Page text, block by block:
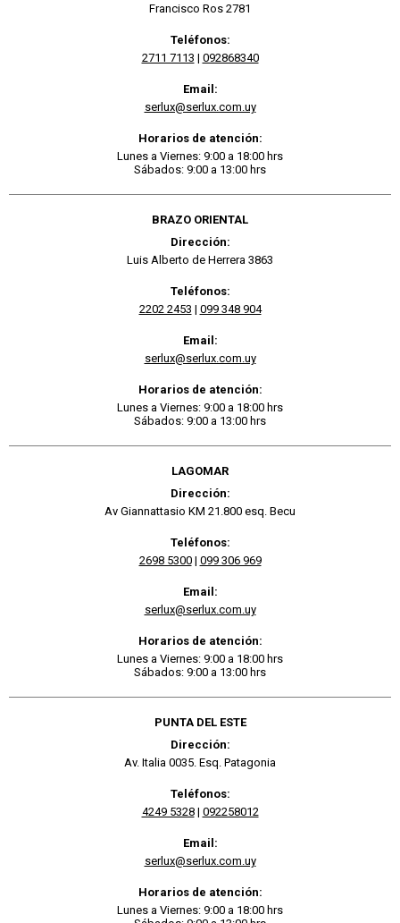
Francisco Ros 2781
Teléfonos:
2711 7113 | 092868340
Email:
serlux@serlux.com.uy
Horarios de atención:
Lunes a Viernes: 9:00 a 18:00 hrs
Sábados: 9:00 a 13:00 hrs
BRAZO ORIENTAL
Dirección:
Luis Alberto de Herrera 3863
Teléfonos:
2202 2453 | 099 348 904
Email:
serlux@serlux.com.uy
Horarios de atención:
Lunes a Viernes: 9:00 a 18:00 hrs
Sábados: 9:00 a 13:00 hrs
LAGOMAR
Dirección:
Av Giannattasio KM 21.800 esq. Becu
Teléfonos:
2698 5300| 099 306 969
Email:
serlux@serlux.com.uy
Horarios de atención:
Lunes a Viernes: 9:00 a 18:00 hrs
Sábados: 9:00 a 13:00 hrs
PUNTA DEL ESTE
Dirección:
Av. Italia 0035. Esq. Patagonia
Teléfonos:
4249 5328| 092258012
Email:
serlux@serlux.com.uy
Horarios de atención:
Lunes a Viernes: 9:00 a 18:00 hrs